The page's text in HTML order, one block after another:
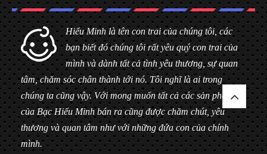
Hiểu Minh là tên con trai của chúng tôi, các
bạn biết đó chúng tôi rất yêu quý con trai của
mình và dành tất cả tình yêu thương, sự quan
tâm, chăm sóc chân thành tới nó. Tôi nghĩ là ai trong
chúng ta cũng vậy. Với mong muốn tất cả các sản phẩm
của Bạc Hiểu Minh bán ra cũng được chăm chút, yêu
thương và quan tâm như với những đứa con của chính
mình.